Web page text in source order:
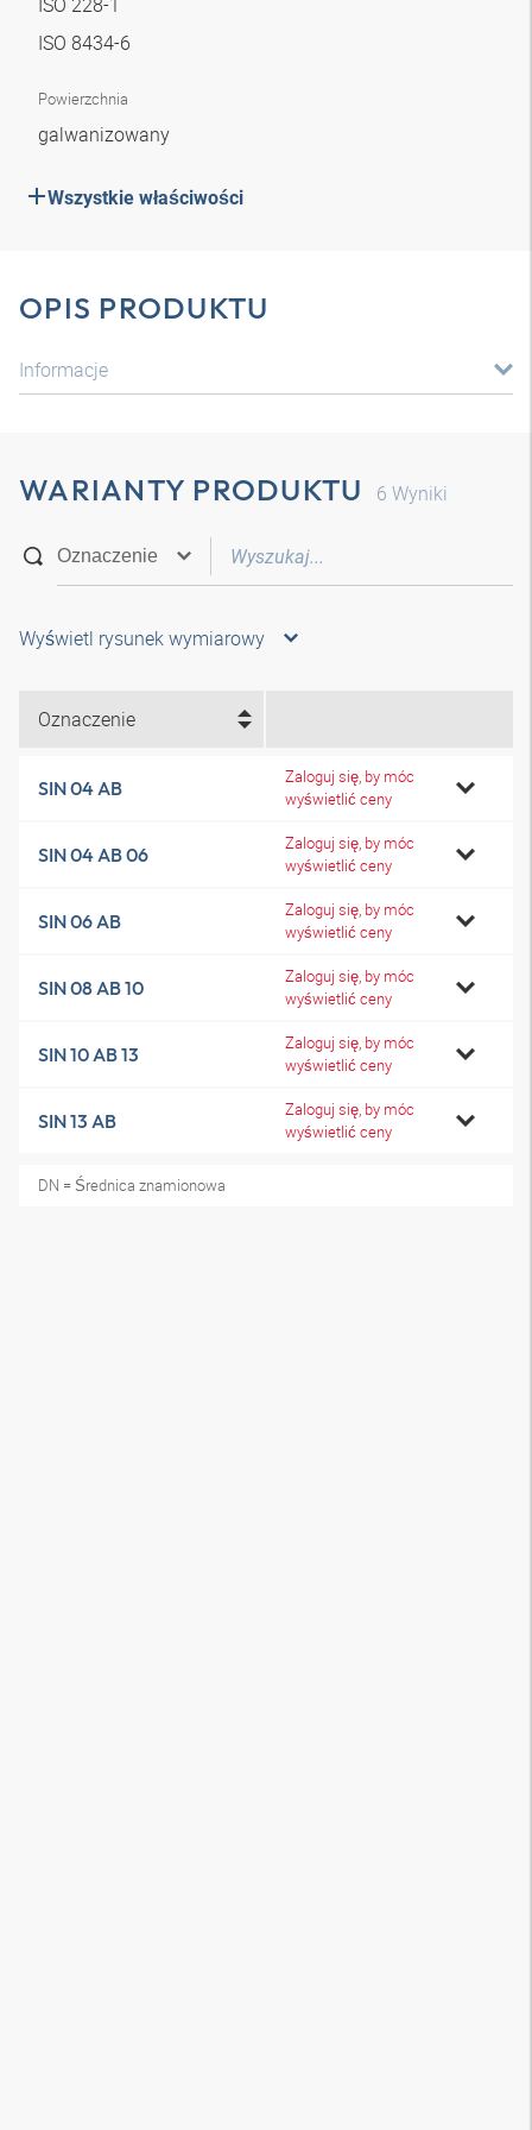
ISO 8434-6
Powierzchnia
galwanizowany
Wszystkie właściwości
OPIS PRODUKTU
Informacje
WARIANTY PRODUKTU 6 Wyniki
Wyświetl rysunek wymiarowy
Oznaczenie
SIN 04 AB
Zaloguj się, by móc
wyświetlić ceny
SIN 04 AB 06
Zaloguj się, by móc
wyświetlić ceny
SIN 06 AB
Zaloguj się, by móc
wyświetlić ceny
SIN 08 AB 10
Zaloguj się, by móc
wyświetlić ceny
SIN 10 AB 13
Zaloguj się, by móc
wyświetlić ceny
SIN 13 AB
Zaloguj się, by móc
wyświetlić ceny
DN = Średnica znamionowa